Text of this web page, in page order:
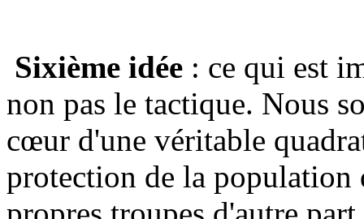
Sixième idée : ce qui est
non pas le tactique. Nous
cœur d'une véritable
protection de la population